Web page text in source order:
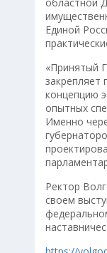
Единой
«Принятый
закрепляет
концепцию
опытных
Именно
Ректор
своем